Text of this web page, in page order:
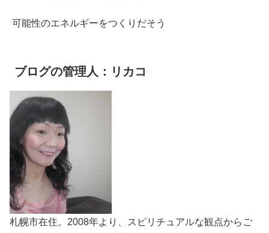
可能性のエネルギーをつくりだそう
ブログの管理人：リカコ
札幌市在住。2008年より、スピリチュアルな観点からご